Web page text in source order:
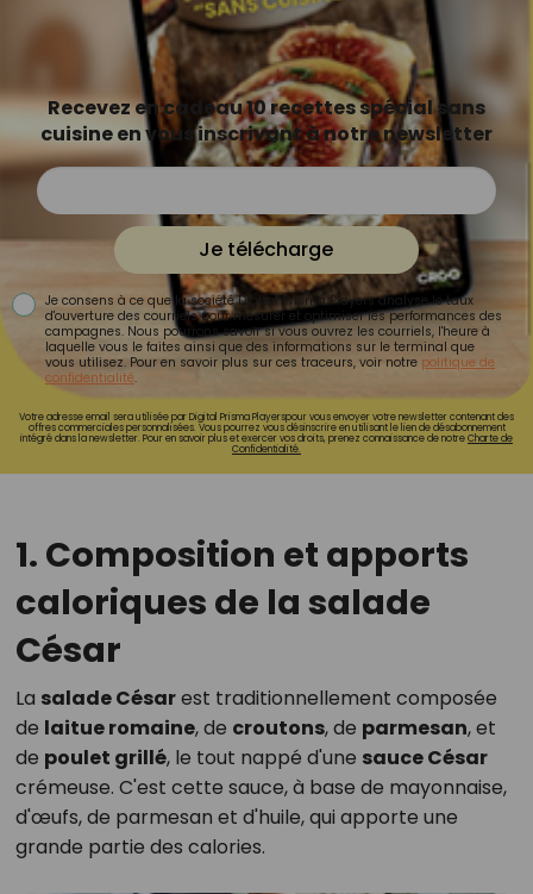
Recevez en cadeau 10 recettes spécial sans
cuisine en vous inscrivant à notre newsletter
Je télécharge
Je consens à ce que la société Digital Prisma Players analyse le taux
d'ouverture des courriels pour mesurer et optimiser les performances des
campagnes. Nous pourrons savoir si vous ouvrez les courriels, l'heure à
laquelle vous le faites ainsi que des informations sur le terminal que
vous utilisez. Pour en savoir plus sur ces traceurs, voir notre politique de
confidentialité.
Votre adresse email sera utilisée par Digital Prisma Playerspour vous envoyer votre newsletter contenant des
offres commerciales personnalisées. Vous pourrez vous désinscrire en utilisant le lien de désabonnement
intégré dans la newsletter. Pour en savoir plus et exercer vos droits, prenez connaissance de notreCharte de
Confidentialité.
1. Composition et apports
caloriques de la salade
César
La salade Césarest traditionnellement composée
de laitue romaine, de croutons, de parmesan, et
de poulet grillé, le tout nappé d'une sauce César
crémeuse. C'est cette sauce, à base de mayonnaise,
d'œufs, de parmesan et d'huile, qui apporte une
grande partie des calories.